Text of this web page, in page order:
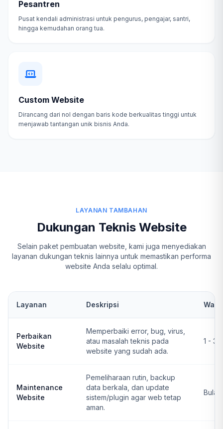
Pesantren
Pusat kendali administrasi untuk pengurus, pengajar, santri,
hingga kemudahan orang tua.
Custom Website
Dirancang dari nol dengan baris kode berkualitas tinggi untuk
menjawab tantangan unik bisnis Anda.
LAYANAN TAMBAHAN
Dukungan Teknis Website
Selain paket pembuatan website, kami juga menyediakan
layanan dukungan teknis lainnya untuk memastikan performa
website Anda selalu optimal.
Layanan Deskripsi
Perbaikan
Website
Memperbaiki error, bug, virus,
atau masalah teknis pada
website yang sudah ada.
1 - 3
Maintenance
Website
Pemeliharaan rutin, backup
data berkala, dan update
sistem/plugin agar web tetap
aman.